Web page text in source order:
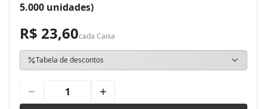
5.000 unidades)
R$ 23,60cada Caixa
Tabela de descontos